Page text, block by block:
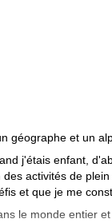
géographe et un
j'étais enfant,
activités de
et que je me
le monde entier